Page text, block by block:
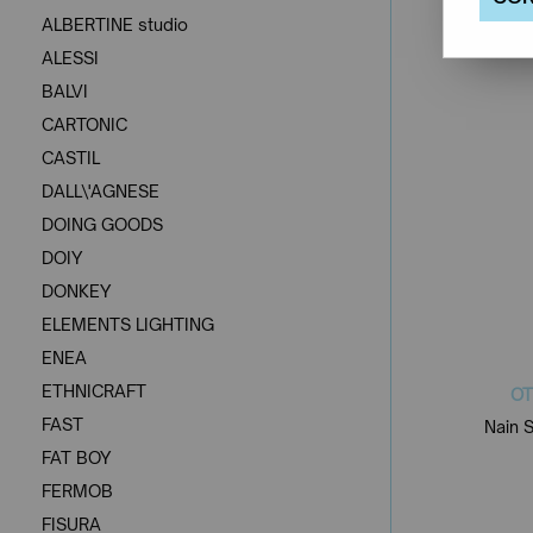
ALBERTINE studio
ALESSI
BALVI
CARTONIC
CASTIL
DALL\'AGNESE
DOING GOODS
DOIY
DONKEY
ELEMENTS LIGHTING
ENEA
ETHNICRAFT
FAST
FAT BOY
FERMOB
FISURA
Nain